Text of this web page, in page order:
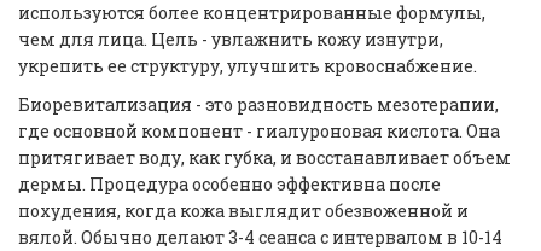
используются более концентрированные формулы,
чем для лица. Цель - увлажнить кожу изнутри,
укрепить ее структуру, улучшить кровоснабжение.
Биоревитализация - это разновидность мезотерапии,
где основной компонент - гиалуроновая кислота. Она
притягивает воду, как губка, и восстанавливает объем
дермы. Процедура особенно эффективна после
похудения, когда кожа выглядит обезвоженной и
вялой. Обычно делают 3-4 сеанса с интервалом в 10-14